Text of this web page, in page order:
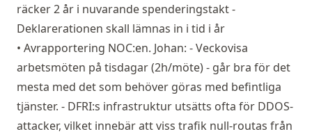
räcker 2 år i nuvarande spenderingstakt -
Deklarerationen skall lämnas in i tid i år
• Avrapportering NOC:en. Johan: - Veckovisa
arbetsmöten på tisdagar (2h/möte) - går bra för det
mesta med det som behöver göras med befintliga
tjänster. - DFRI:s infrastruktur utsätts ofta för DDOS-
attacker, vilket innebär att viss trafik null-routas från